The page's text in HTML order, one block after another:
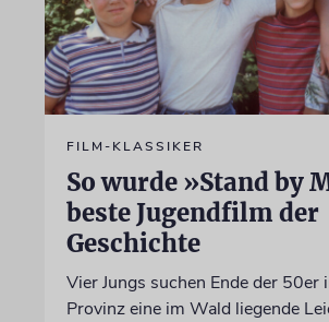
FILM-KLASSIKER
So wurde »Stand by
beste Jugendfilm der
Geschichte
Vier Jungs suchen Ende der 50er
Provinz eine im Wald liegende